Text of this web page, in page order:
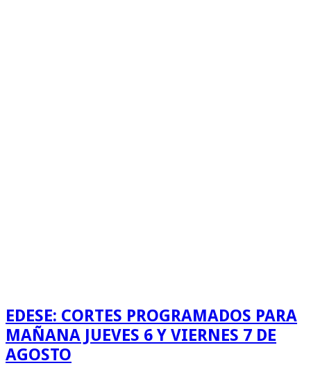
EDESE: CORTES PROGRAMADOS PARA
MAÑANA JUEVES 6 Y VIERNES 7 DE
AGOSTO